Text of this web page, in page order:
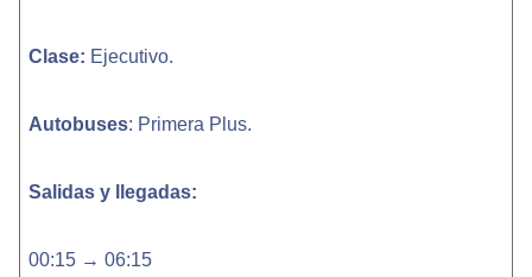
Clase: Ejecutivo.
Autobuses: Primera Plus.
Salidas y llegadas:
00:15 → 06:15